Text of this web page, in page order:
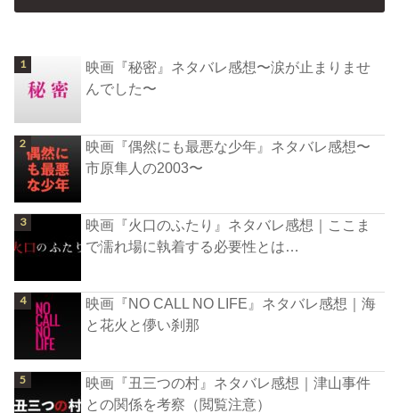
映画『秘密』ネタバレ感想〜涙が止まりませ
んでした〜
映画『偶然にも最悪な少年』ネタバレ感想〜
市原隼人の2003〜
映画『火口のふたり』ネタバレ感想｜ここま
で濡れ場に執着する必要性とは…
映画『NO CALL NO LIFE』ネタバレ感想｜海
と花火と儚い刹那
映画『丑三つの村』ネタバレ感想｜津山事件
との関係を考察（閲覧注意）